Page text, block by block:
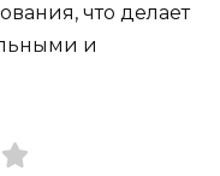
что делает
и